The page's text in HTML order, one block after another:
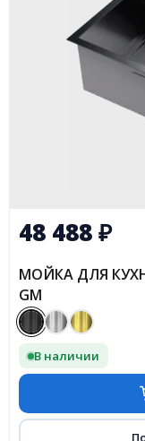
48 488₽
МОЙКА ДЛЯ
GM
В наличии